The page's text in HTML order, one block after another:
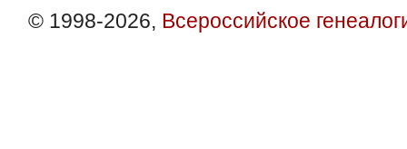
© 1998-2026, Всероссийское